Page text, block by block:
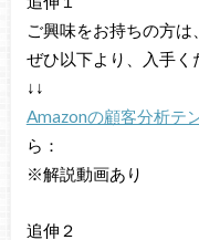
ご興味をお持ちの方は、
ぜひ以下より、入手く
↓↓
Amazonの顧客分析テ
ら：
※解説動画あり
追伸２